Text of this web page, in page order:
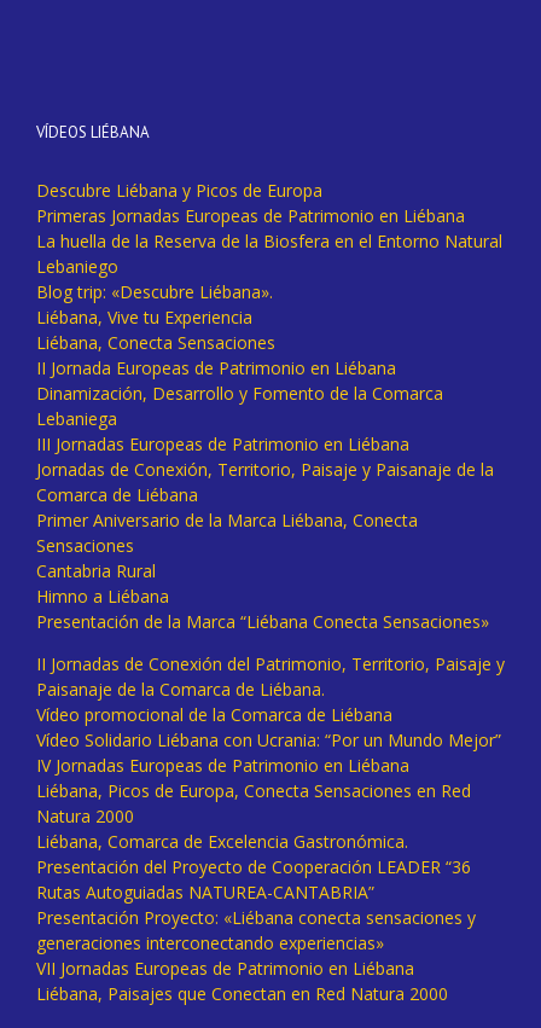
VÍDEOS LIÉBANA
Descubre Liébana y Picos de Europa
Primeras Jornadas Europeas de Patrimonio en Liébana
La huella de la Reserva de la Biosfera en el Entorno Natural
Lebaniego
Blog trip: «Descubre Liébana».
Liébana, Vive tu Experiencia
Liébana, Conecta Sensaciones
II Jornada Europeas de Patrimonio en Liébana
Dinamización, Desarrollo y Fomento de la Comarca
Lebaniega
III Jornadas Europeas de Patrimonio en Liébana
Jornadas de Conexión, Territorio, Paisaje y Paisanaje de la
Comarca de Liébana
Primer Aniversario de la Marca Liébana, Conecta
Sensaciones
Cantabria Rural
Himno a Liébana
Presentación de la Marca “Liébana Conecta Sensaciones»
II Jornadas de Conexión del Patrimonio, Territorio, Paisaje y
Paisanaje de la Comarca de Liébana.
Vídeo promocional de la Comarca de Liébana
Vídeo Solidario Liébana con Ucrania: “Por un Mundo Mejor”
IV Jornadas Europeas de Patrimonio en Liébana
Liébana, Picos de Europa, Conecta Sensaciones en Red
Natura 2000
Liébana, Comarca de Excelencia Gastronómica.
Presentación del Proyecto de Cooperación LEADER “36
Rutas Autoguiadas NATUREA-CANTABRIA”
Presentación Proyecto: «Liébana conecta sensaciones y
generaciones interconectando experiencias»
VII Jornadas Europeas de Patrimonio en Liébana
Liébana, Paisajes que Conectan en Red Natura 2000